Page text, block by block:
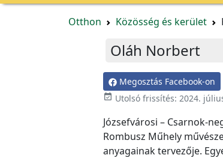
Otthon Közösség és kerület
Oláh Norbert
Megosztás Facebook-on
event_available Utolsó frissítés: 2024.
Józsefvárosi – Csarnok-
Rombusz Műhely
anyagainak tervezője.